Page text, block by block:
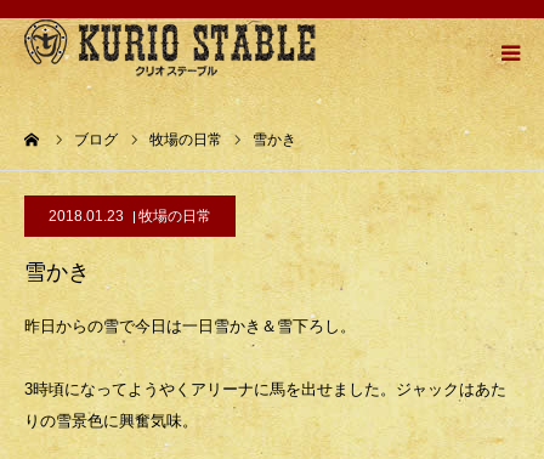
ブログ 牧場の日常 雪かき
2018.01.23 牧場の日常
雪かき
昨日からの雪で今日は一日雪かき＆雪下ろし。
3時頃になってようやくアリーナに馬を出せました。ジャックはあた
りの雪景色に興奮気味。
牧場紹介
乗馬メニュー
乗馬の流れ
お問い合わせ
アクセスMAP